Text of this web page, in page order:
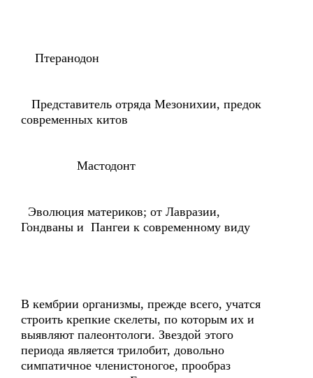
Птеранодон
Представитель отряда Мезонихии, предок
современных китов
Мастодонт
Эволюция материков; от Лавразии,
Гондваны и Пангеи к современному виду
В кембрии организмы, прежде всего, учатся
строить крепкие скелеты, по которым их и
выявляют палеонтологи. Звездой этого
периода является трилобит, довольно
симпатичное членистоногое, прообраз